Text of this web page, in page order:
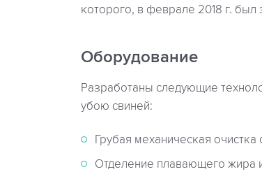
которого, в феврале 2018 г. был
Оборудование
Разработаны следующие
убою свиней:
Грубая механическая
Отделение плавающего жира